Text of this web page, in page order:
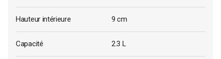
Hauteur intérieure 9 cm
Capacité 2.3 L